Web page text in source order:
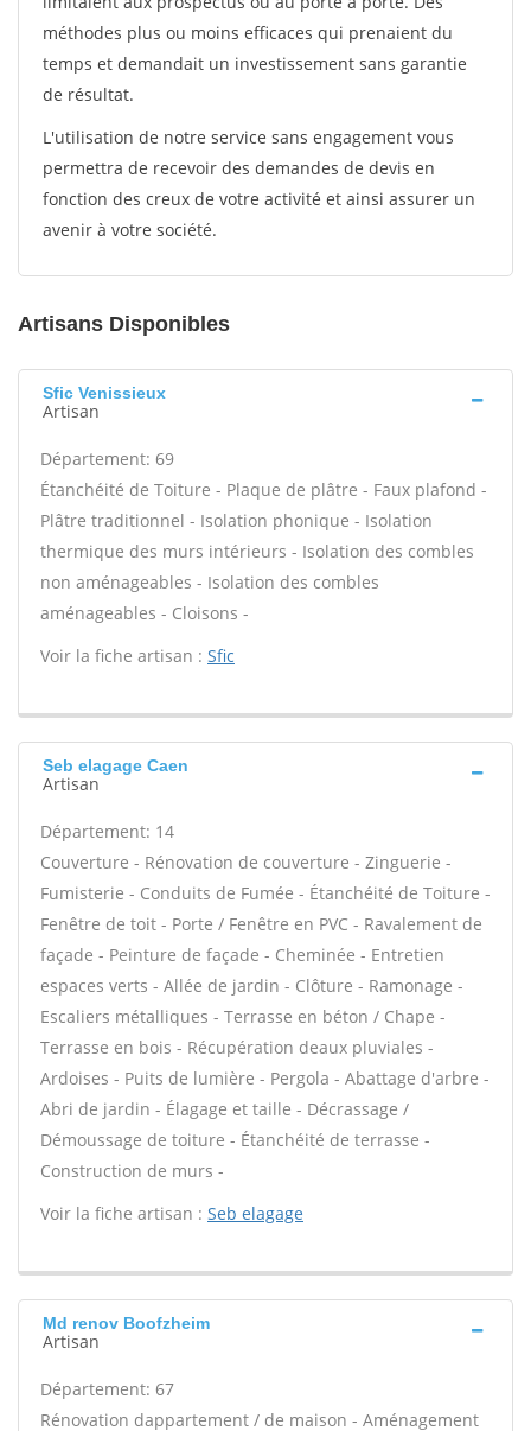
méthodes plus ou moins efficaces qui prenaient du
temps et demandait un investissement sans garantie
de résultat.
L'utilisation de notre service sans engagement vous
permettra de recevoir des demandes de devis en
fonction des creux de votre activité et ainsi assurer un
avenir à votre société.
Artisans Disponibles
Sfic Venissieux
Artisan
Département: 69
Étanchéité de Toiture - Plaque de plâtre - Faux plafond -
Plâtre traditionnel - Isolation phonique - Isolation
thermique des murs intérieurs - Isolation des combles
non aménageables - Isolation des combles
aménageables - Cloisons -
Voir la fiche artisan : Sfic
Seb elagage Caen
Artisan
Département: 14
Couverture - Rénovation de couverture - Zinguerie -
Fumisterie - Conduits de Fumée - Étanchéité de Toiture -
Fenêtre de toit - Porte / Fenêtre en PVC - Ravalement de
façade - Peinture de façade - Cheminée - Entretien
espaces verts - Allée de jardin - Clôture - Ramonage -
Escaliers métalliques - Terrasse en béton / Chape -
Terrasse en bois - Récupération deaux pluviales -
Ardoises - Puits de lumière - Pergola - Abattage d'arbre -
Abri de jardin - Élagage et taille - Décrassage /
Démoussage de toiture - Étanchéité de terrasse -
Construction de murs -
Voir la fiche artisan : Seb elagage
Md renov Boofzheim
Artisan
Département: 67
Rénovation dappartement / de maison - Aménagement